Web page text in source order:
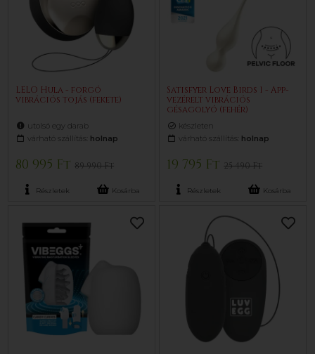
LELO Hula - forgó
vibrációs tojás (fekete)
utolsó egy darab
várható szállítás: holnap
80 995 Ft89 990 Ft
Részletek Kosárba
Satisfyer Love Birds 1 - App-
vezérelt vibrációs
gésagolyó (fehér)
készleten
várható szállítás: holnap
19 795 Ft25 490 Ft
Részletek Kosárba